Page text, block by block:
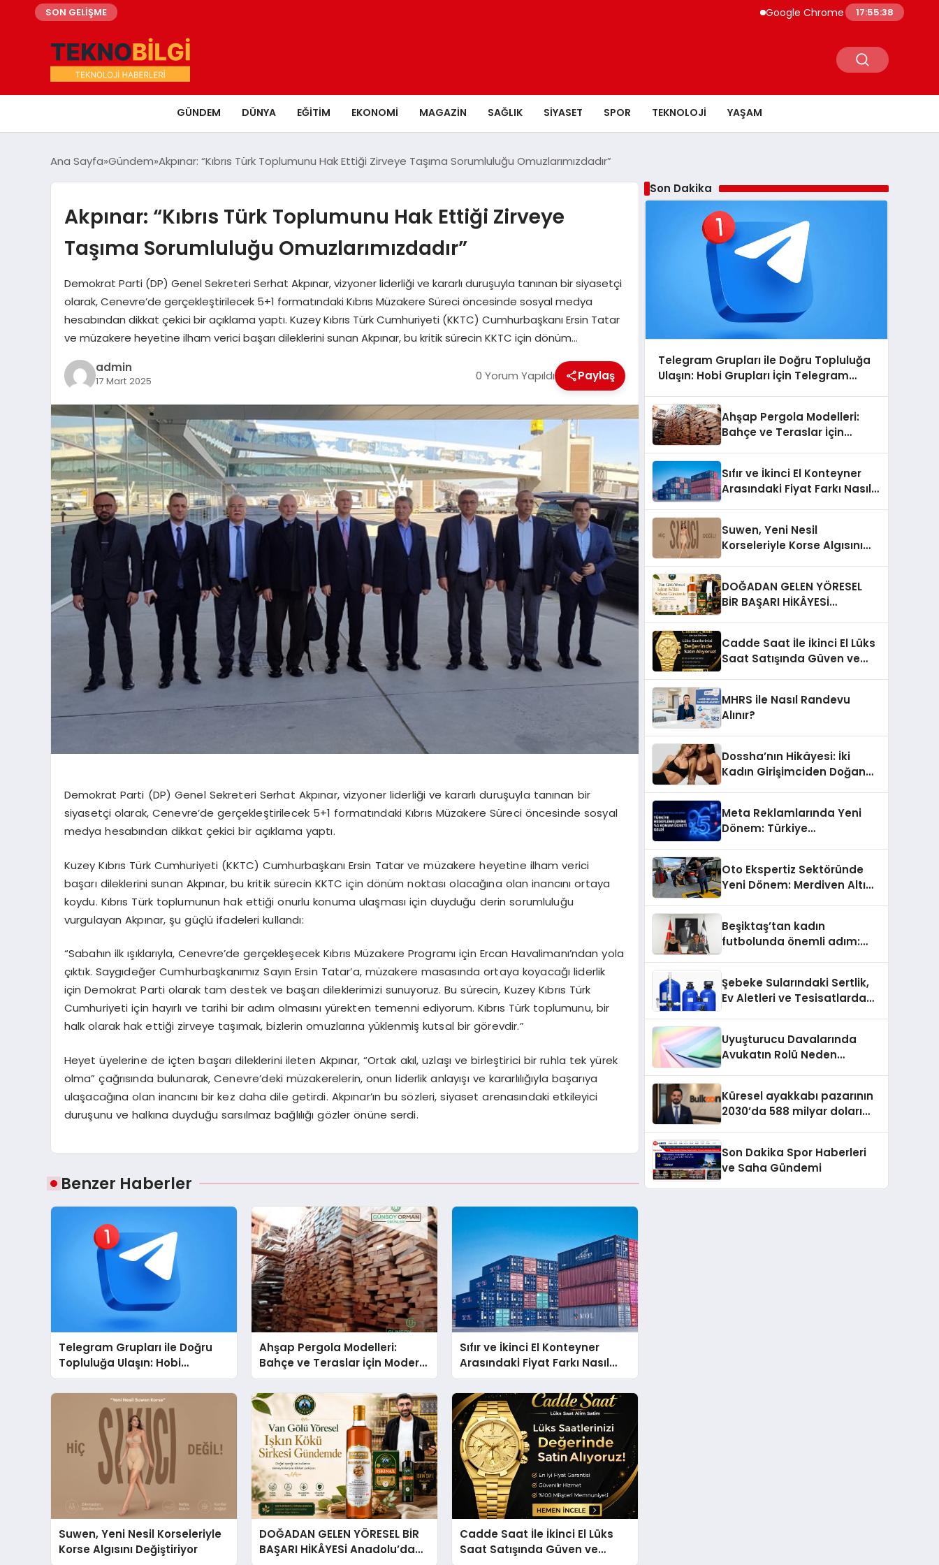
SON GELİŞME Google Chrome Yapay Zeka ile
17:55:39
GÜNDEM DÜNYA EĞITIM EKONOMI MAGAZIN SAĞLIK SIYASET SPOR TEKNOLOJI YAŞAM
Ana Sayfa Gündem Akpınar: “Kıbrıs Türk Toplumunu Hak Ettiği Zirveye Taşıma Sorumluluğu Omuzlarımızdadır”
Akpınar: “Kıbrıs Türk Toplumunu Hak Ettiği Zirveye
Taşıma Sorumluluğu Omuzlarımızdadır”
Demokrat Parti (DP) Genel Sekreteri Serhat Akpınar, vizyoner liderliği ve kararlı duruşuyla tanınan bir siyasetçi
olarak, Cenevre’de gerçekleştirilecek 5+1 formatındaki Kıbrıs Müzakere Süreci öncesinde sosyal medya
hesabından dikkat çekici bir açıklama yaptı. Kuzey Kıbrıs Türk Cumhuriyeti (KKTC) Cumhurbaşkanı Ersin Tatar
ve müzakere heyetine ilham verici başarı dileklerini sunan Akpınar, bu kritik sürecin KKTC için dönüm…
admin
17 Mart 2025 0 Yorum Yapıldı Paylaş
Demokrat Parti (DP) Genel Sekreteri Serhat Akpınar, vizyoner liderliği ve kararlı duruşuyla tanınan bir
siyasetçi olarak, Cenevre’de gerçekleştirilecek 5+1 formatındaki Kıbrıs Müzakere Süreci öncesinde sosyal
medya hesabından dikkat çekici bir açıklama yaptı.
Kuzey Kıbrıs Türk Cumhuriyeti (KKTC) Cumhurbaşkanı Ersin Tatar ve müzakere heyetine ilham verici
başarı dileklerini sunan Akpınar, bu kritik sürecin KKTC için dönüm noktası olacağına olan inancını ortaya
koydu. Kıbrıs Türk toplumunun hak ettiği onurlu konuma ulaşması için duyduğu derin sorumluluğu
vurgulayan Akpınar, şu güçlü ifadeleri kullandı:
“Sabahın ilk ışıklarıyla, Cenevre’de gerçekleşecek Kıbrıs Müzakere Programı için Ercan Havalimanı’ndan yola
çıktık. Saygıdeğer Cumhurbaşkanımız Sayın Ersin Tatar’a, müzakere masasında ortaya koyacağı liderlik
için Demokrat Parti olarak tam destek ve başarı dileklerimizi sunuyoruz. Bu sürecin, Kuzey Kıbrıs Türk
Cumhuriyeti için hayırlı ve tarihi bir adım olmasını yürekten temenni ediyorum. Kıbrıs Türk toplumunu, bir
halk olarak hak ettiği zirveye taşımak, bizlerin omuzlarına yüklenmiş kutsal bir görevdir.”
Heyet üyelerine de içten başarı dileklerini ileten Akpınar, “Ortak akıl, uzlaşı ve birleştirici bir ruhla tek yürek
olma” çağrısında bulunarak, Cenevre’deki müzakerelerin, onun liderlik anlayışı ve kararlılığıyla başarıya
ulaşacağına olan inancını bir kez daha dile getirdi. Akpınar’ın bu sözleri, siyaset arenasındaki etkileyici
duruşunu ve halkına duyduğu sarsılmaz bağlılığı gözler önüne serdi.
Benzer Haberler
Telegram Grupları ile Doğru
Topluluğa Ulaşın: Hobi
Grupları İçin Telegram
Kullanımı
Ahşap Pergola Modelleri:
Bahçe ve Teraslar İçin Modern
Tasarım Fikirleri
Sıfır ve İkinci El Konteyner
Arasındaki Fiyat Farkı Nasıl
Oluşur?
Suwen, Yeni Nesil Korseleriyle
Korse Algısını Değiştiriyor
DOĞADAN GELEN YÖRESEL BİR
BAŞARI HİKÂYESİ Anadolu’dan
Cadde Saat İle İkinci El Lüks
Saat Satışında Güven ve
Son Dakika
Telegram Grupları ile Doğru Topluluğa
Ulaşın: Hobi Grupları İçin Telegram
Ahşap Pergola Modelleri:
Bahçe ve Teraslar İçin
Sıfır ve İkinci El Konteyner
Arasındaki Fiyat Farkı Nasıl
Suwen, Yeni Nesil
Korseleriyle Korse Algısını
DOĞADAN GELEN YÖRESEL
BİR BAŞARI HİKÂYESİ
Yöresel Işkın Kökü Sirkesi
Cadde Saat İle İkinci El Lüks
Saat Satışında Güven ve
MHRS ile Nasıl Randevu
Alınır?
Dossha’nın Hikâyesi: İki
Kadın Girişimciden Doğan
Meta Reklamlarında Yeni
Dönem: Türkiye
Oto Ekspertiz Sektöründe
Yeni Dönem: Merdiven Altı
Beşiktaş’tan kadın
futbolunda önemli adım:
Gündoğdu kulüp hafızasını
geleceğe taşıyacak
Şebeke Sularındaki Sertlik,
Ev Aletleri ve Tesisatlarda
Uyuşturucu Davalarında
Avukatın Rolü Neden
Küresel ayakkabı pazarının
2030’da 588 milyar doları
Son Dakika Spor Haberleri
ve Saha Gündemi